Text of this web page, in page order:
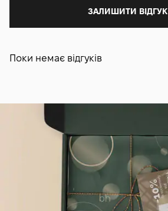
ЗАЛИШИТИ ВІДГУК
Поки немає відгуків